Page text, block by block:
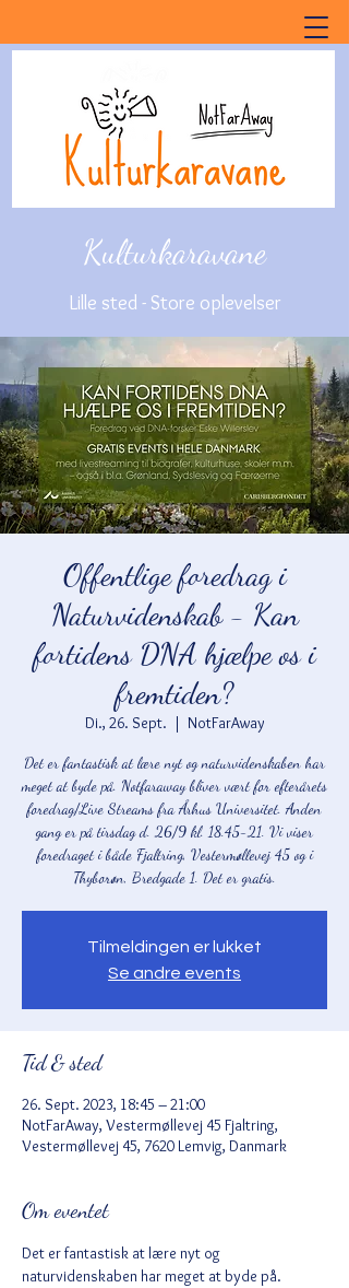
Kulturkaravane
Lille sted - Store oplevelser
Offentlige foredrag i
Naturvidenskab - Kan
fortidens DNA hjælpe os i
fremtiden?
Di., 26. Sept.
  |
NotFarAway
Det er fantastisk at lære nyt og naturvidenskaben har
meget at byde på. Notfaraway bliver vært for efterårets
foredrag/Live Streams fra Århus Universitet. Anden
gang er på tirsdag d. 26/9 kl. 18.45-21. Vi viser
foredraget i både Fjaltring, Vestermøllevej 45 og i
Thyborøn, Bredgade 1. Det er gratis.
Tilmeldingen er lukket
Se andre events
Tid & sted
26. Sept. 2023, 18:45 – 21:00
NotFarAway, Vestermøllevej 45 Fjaltring,
Vestermøllevej 45, 7620 Lemvig, Danmark
Om eventet
Det er fantastisk at lære nyt og
naturvidenskaben har meget at byde på.